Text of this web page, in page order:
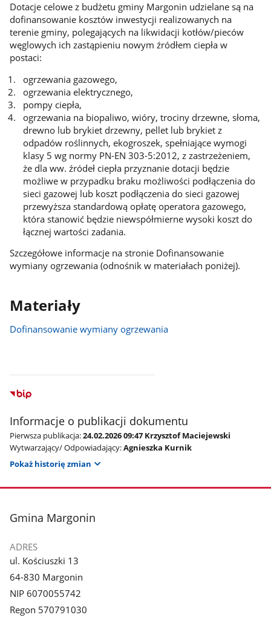
Dotacje celowe z budżetu gminy Margonin udzielane są na
dofinansowanie kosztów inwestycji realizowanych na
terenie gminy, polegających na likwidacji kotłów/pieców
węglowych ich zastąpieniu nowym źródłem ciepła w
postaci:
ogrzewania gazowego,
ogrzewania elektrycznego,
pompy ciepła,
ogrzewania na biopaliwo, wióry, trociny drzewne, słoma,
drewno lub brykiet drzewny, pellet lub brykiet z
odpadów roślinnych, ekogroszek, spełniające wymogi
klasy 5 wg normy PN-EN 303-5:2012, z zastrzeżeniem,
że dla ww. źródeł ciepła przyznanie dotacji będzie
możliwe w przypadku braku możliwości podłączenia do
sieci gazowej lub koszt podłączenia do sieci gazowej
przewyższa standardową opłatę operatora gazowego,
która stanowić będzie niewspółmierne wysoki koszt do
łącznej wartości zadania.
Szczegółowe informacje na stronie Dofinansowanie
wymiany ogrzewania (odnośnik w materiałach poniżej).
Materiały
Dofinansowanie wymiany ogrzewania
Informacje o publikacji dokumentu
Pierwsza publikacja:24.02.2026 09:47 Krzysztof Maciejewski
Wytwarzający/ Odpowiadający:Agnieszka Kurnik
Pokaż historię zmian
stopka
Gmina Margonin
ADRES
ul. Kościuszki 13
64-830 Margonin
NIP 6070055742
Regon 570791030